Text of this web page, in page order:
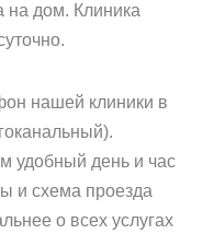
на дом. Клиника
нашей клиники в
удобный день и час
и схема проезда
о всех услугах